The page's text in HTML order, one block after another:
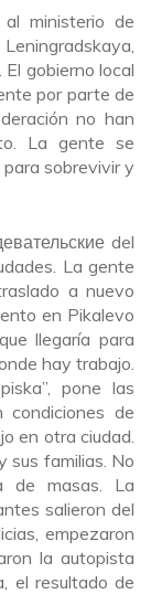
ministerio de
gobierno local
por parte de
no han
La gente se
sobrevivir y
del
La gente
a nuevo
en Pikalevo
llegaría para
hay trabajo.
pone las
condiciones de
en otra ciudad.
sus familias. No
de masas. La
salieron del
empezaron
la autopista
el resultado de